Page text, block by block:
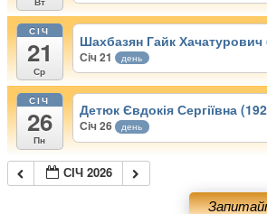
СІЧ
21
Ср
Шахбазян Гайк Хачатурович
Січ 21 день
СІЧ
26
Пн
Детюк Євдокія Сергіївна
Січ 26 день
СІЧ 2026